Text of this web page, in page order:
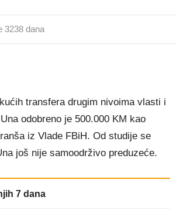
3238 dana
transfera drugim nivoima vlasti i
odobreno je 500.000 KM kao
iz Vlade FBiH. Od studije se
još nije samoodrživo preduzeće.
7 dana